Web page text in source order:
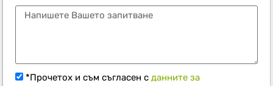
*Прочетох и съм съгласен сданните за